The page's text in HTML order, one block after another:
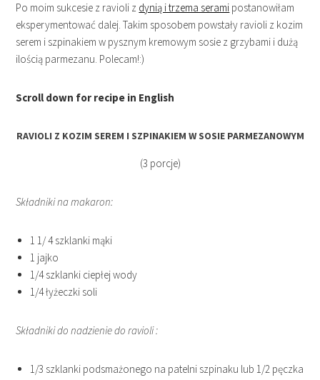
Po moim sukcesie z ravioli z dynią i trzema serami postanowiłam
eksperymentować dalej. Takim sposobem powstały ravioli z kozim
serem i szpinakiem w pysznym kremowym sosie z grzybami i dużą
ilością parmezanu. Polecam!:)
Scroll down for recipe in English
RAVIOLI Z KOZIM SEREM I SZPINAKIEM W SOSIE PARMEZANOWYM
(3 porcje)
Składniki na makaron:
1 1/ 4 szklanki mąki
1 jajko
1/4 szklanki ciepłej wody
1/4 łyżeczki soli
Składniki do nadzienie do ravioli :
1/3 szklanki podsmażonego na patelni szpinaku lub 1/2 pęczka